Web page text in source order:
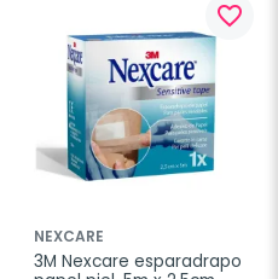
favorite_border
NEXCARE
3M Nexcare esparadrapo